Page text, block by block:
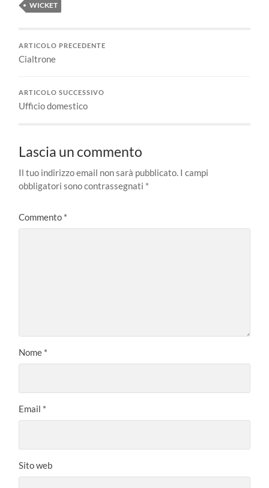
WICKET
ARTICOLO PRECEDENTE
Cialtrone
ARTICOLO SUCCESSIVO
Ufficio domestico
Lascia un commento
Il tuo indirizzo email non sarà pubblicato. I campi
obbligatori sono contrassegnati *
Commento *
Nome *
Email *
Sito web